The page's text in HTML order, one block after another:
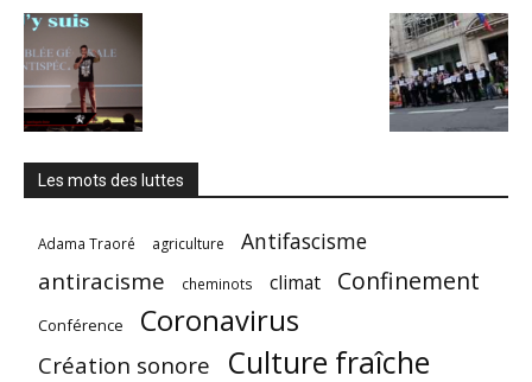
Les mots des luttes
Adama Traoré agriculture Antifascisme
antiracisme cheminots climat Confinement
Conférence Coronavirus
Création sonore Culture fraîche